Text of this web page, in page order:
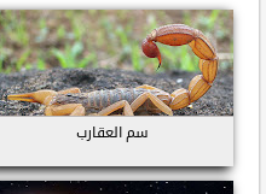
سم العقارب